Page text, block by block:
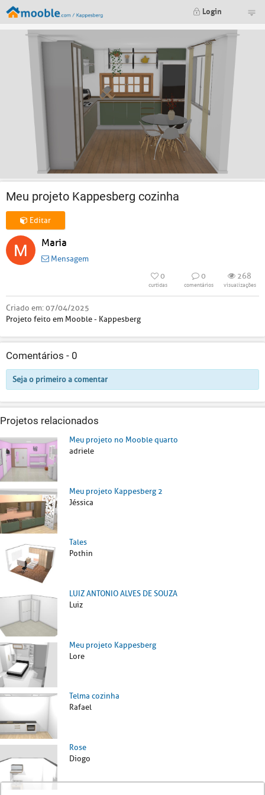
Login
Meu projeto Kappesberg cozinha
Editar
Maria
Mensagem
0
curtidas
0
comentários
268
visualizações
Criado em:07/04/2025
Projeto feito em Mooble - Kappesberg
Comentários - 0
Seja o primeiro a comentar
Projetos relacionados
Meu projeto no Mooble quarto
adriele
Meu projeto Kappesberg 2
Jéssica
Tales
Pothin
LUIZ ANTONIO ALVES DE SOUZA
Luiz
Meu projeto Kappesberg
Lore
Telma cozinha
Rafael
Rose
Diogo